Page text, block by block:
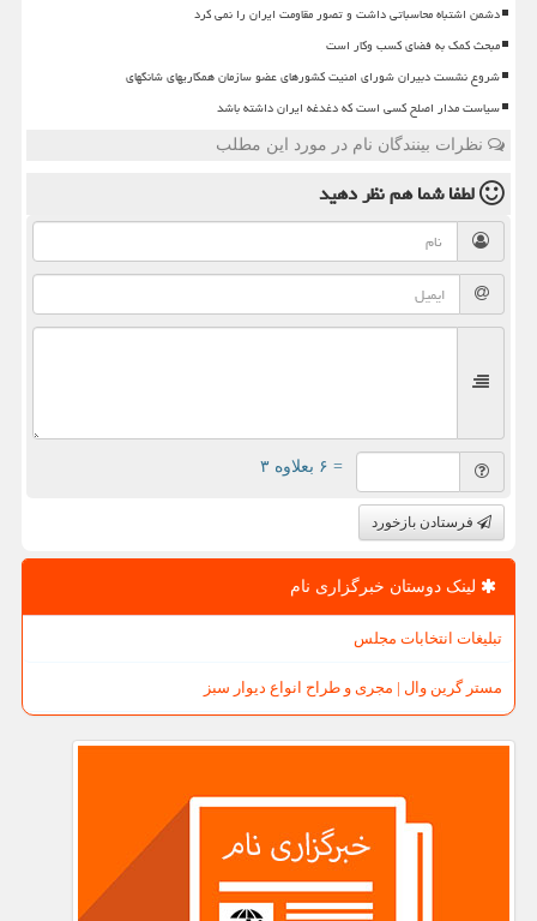
دشمن اشتباه محاسباتی داشت و تصور مقاومت ایران را نمی کرد
مبحث کمک به فضای کسب وکار است
شروع نشست دبیران شورای امنیت کشورهای عضو سازمان همکاریهای شانگهای
سیاست مدار اصلح کسی است که دغدغه ایران داشته باشد
نظرات بینندگان نام در مورد این مطلب
لطفا شما همنظر دهید
= ۶ بعلاوه ۳
فرستادن بازخورد
لینک دوستان خبرگزاری نام
تبلیغات انتخابات مجلس
مستر گرین وال | مجری و طراح انواع دیوار سبز